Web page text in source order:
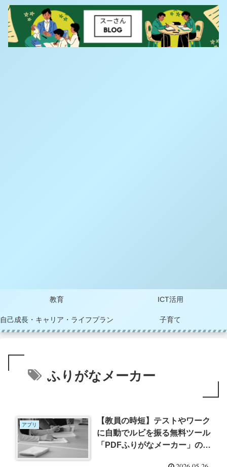
教育 ICT活用
自己成長・キャリア・ライフプラン 子育て
ふりがなメーカー
アプリ
【教員の時短】テストやワーク
に自動でルビを振る無料ツール
「PDFふりがなメーカー」の使